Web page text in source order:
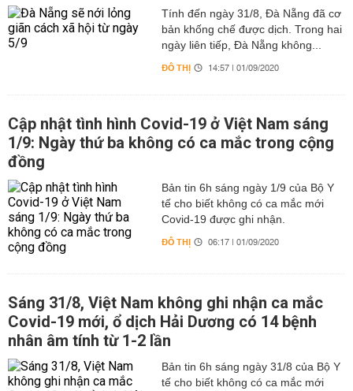
Tính đến ngày 31/8, Đà Nẵng đã cơ
bản khống chế được dịch. Trong hai
ngày liên tiếp, Đà Nẵng không...
ĐÔ THỊ 14:57 | 01/09/2020
Cập nhật tình hình Covid-19 ở Việt Nam sáng
1/9: Ngày thứ ba không có ca mắc trong cộng
đồng
Bản tin 6h sáng ngày 1/9 của Bộ Y
tế cho biết không có ca mắc mới
Covid-19 được ghi nhận.
ĐÔ THỊ 06:17 | 01/09/2020
Sáng 31/8, Việt Nam không ghi nhận ca mắc
Covid-19 mới, ổ dịch Hải Dương có 14 bệnh
nhân âm tính từ 1-2 lần
Bản tin 6h sáng ngày 31/8 của Bộ Y
tế cho biết không có ca mắc mới